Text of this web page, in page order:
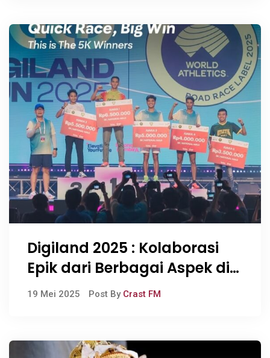
Digiland 2025 : Kolaborasi
Epik dari Berbagai Aspek di
dalam Satu Festival Besar
19 Mei 2025 Post By Crast FM